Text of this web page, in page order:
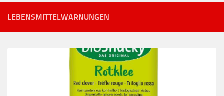
LEBENSMITTELWARNUNGEN